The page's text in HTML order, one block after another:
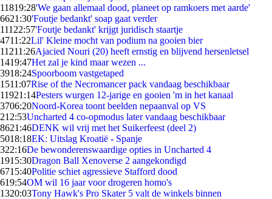
11819:28'We gaan allemaal dood, planeet op ramkoers met aarde'
6621:30'Foutje bedankt' soap gaat verder
111 22:57'Foutje bedankt' krijgt juridisch staartje
4711:22Lil' Kleine mocht van podium na gooien bier
11211:26Ajacied Nouri (20) heeft ernstig en blijvend hersenletsel
1419:47Het zal je kind maar wezen ...
3918:24Spoorboom vastgetaped
1511:07Rise of the Necromancer pack vandaag beschikbaar
11921:14Pesters wurgen 12-jarige en gooien 'm in het kanaal
3706:20Noord-Korea toont beelden nepaanval op VS
212:53Uncharted 4 co-opmodus later vandaag beschikbaar
8621:46DENK wil vrij met het Suikerfeest (deel 2)
5018:18EK: Uitslag Kroatië - Spanje
322:16De bewonderenswaardige opties in Uncharted 4
1915:30Dragon Ball Xenoverse 2 aangekondigd
6715:40Politie schiet agressieve Stafford dood
619:54OM wil 16 jaar voor drogeren homo's
1320:03Tony Hawk's Pro Skater 5 valt de winkels binnen